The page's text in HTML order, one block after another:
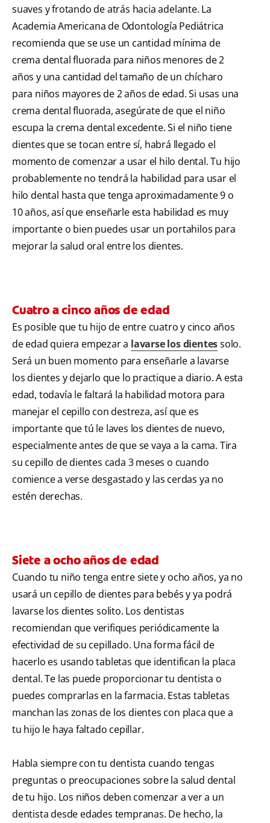
suaves y frotando de atrás hacia adelante. La
Academia Americana de Odontología Pediátrica
recomienda que se use un cantidad mínima de
crema dental fluorada para niños menores de 2
años y una cantidad del tamaño de un chícharo
para niños mayores de 2 años de edad. Si usas una
crema dental fluorada, asegúrate de que el niño
escupa la crema dental excedente. Si el niño tiene
dientes que se tocan entre sí, habrá llegado el
momento de comenzar a usar el hilo dental. Tu hijo
probablemente no tendrá la habilidad para usar el
hilo dental hasta que tenga aproximadamente 9 o
10 años, así que enseñarle esta habilidad es muy
importante o bien puedes usar un portahilos para
mejorar la salud oral entre los dientes.
Cuatro a cinco años de edad
Es posible que tu hijo de entre cuatro y cinco años
de edad quiera empezar a lavarse los dientessolo.
Será un buen momento para enseñarle a lavarse
los dientes y dejarlo que lo practique a diario. A esta
edad, todavía le faltará la habilidad motora para
manejar el cepillo con destreza, así que es
importante que tú le laves los dientes de nuevo,
especialmente antes de que se vaya a la cama. Tira
su cepillo de dientes cada 3 meses o cuando
comience a verse desgastado y las cerdas ya no
estén derechas.
Siete a ocho años de edad
Cuando tu niño tenga entre siete y ocho años, ya no
usará un cepillo de dientes para bebés y ya podrá
lavarse los dientes solito. Los dentistas
recomiendan que verifiques periódicamente la
efectividad de su cepillado. Una forma fácil de
hacerlo es usando tabletas que identifican la placa
dental. Te las puede proporcionar tu dentista o
puedes comprarlas en la farmacia. Estas tabletas
manchan las zonas de los dientes con placa que a
tu hijo le haya faltado cepillar.
Habla siempre con tu dentista cuando tengas
preguntas o preocupaciones sobre la salud dental
de tu hijo. Los niños deben comenzar a ver a un
dentista desde edades tempranas. De hecho, la